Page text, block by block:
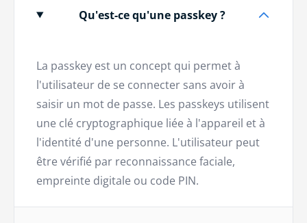
Qu'est-ce qu'une passkey ?
La passkey est un concept qui permet à
l'utilisateur de se connecter sans avoir à
saisir un mot de passe. Les passkeys utilisent
une clé cryptographique liée à l'appareil et à
l'identité d'une personne. L'utilisateur peut
être vérifié par reconnaissance faciale,
empreinte digitale ou code PIN.